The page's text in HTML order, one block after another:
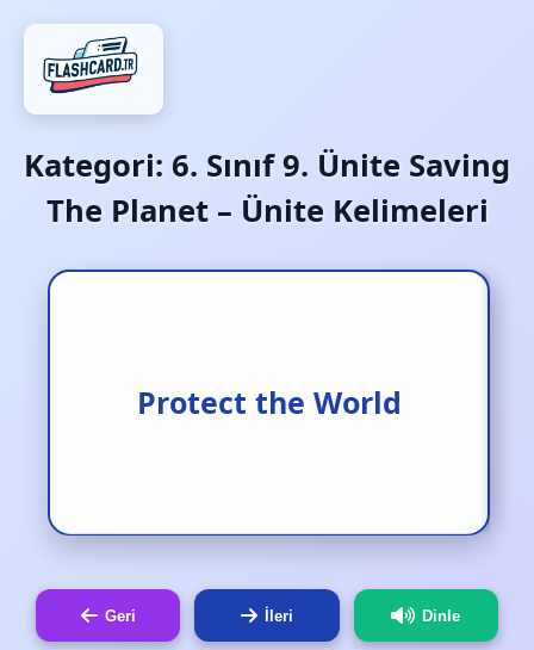
Kategori: 6. Sınıf 9. Ünite Saving
The Planet – Ünite Kelimeleri
Protect the World
Dünyayı korumak
Geri İleri Dinle